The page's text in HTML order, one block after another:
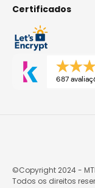
Certificados
687
©Copyright 2024 -
Todos os direitos